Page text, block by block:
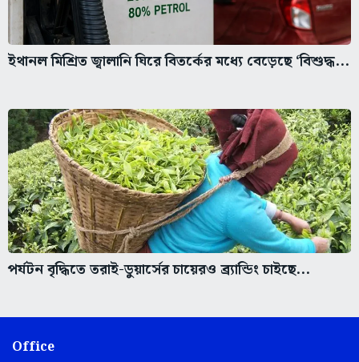
ইথানল মিশ্রিত জ্বালানি ঘিরে বিতর্কের মধ্যে বেড়েছে ‘বিশুদ্ধ...
পর্যটন বৃদ্ধিতে তরাই-ডুয়ার্সের চায়েরও ব্র্যান্ডিং চাইছে...
Office